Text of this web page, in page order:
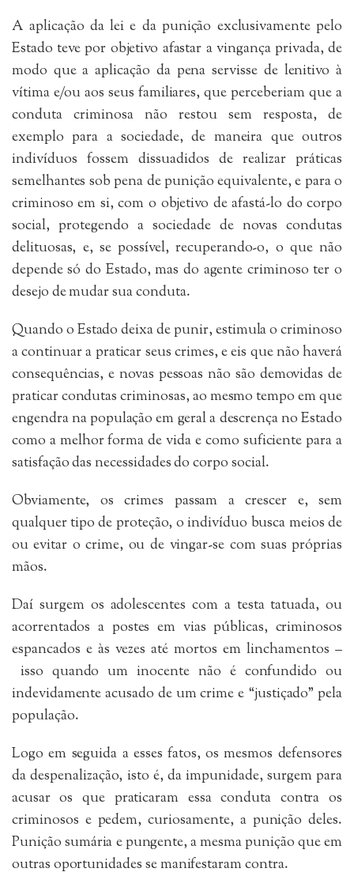
A aplicação da lei e da punição exclusivamente pelo
Estado teve por objetivo afastar a vingança privada, de
modo que a aplicação da pena servisse de lenitivo à
vítima e/ou aos seus familiares, que perceberiam que a
conduta criminosa não restou sem resposta, de
exemplo para a sociedade, de maneira que outros
indivíduos fossem dissuadidos de realizar práticas
semelhantes sob pena de punição equivalente, e para o
criminoso em si, com o objetivo de afastá-lo do corpo
social, protegendo a sociedade de novas condutas
delituosas, e, se possível, recuperando-o, o que não
depende só do Estado, mas do agente criminoso ter o
desejo de mudar sua conduta.
Quando o Estado deixa de punir, estimula o criminoso
a continuar a praticar seus crimes, e eis que não haverá
consequências, e novas pessoas não são demovidas de
praticar condutas criminosas, ao mesmo tempo em que
engendra na população em geral a descrença no Estado
como a melhor forma de vida e como suficiente para a
satisfação das necessidades do corpo social.
Obviamente, os crimes passam a crescer e, sem
qualquer tipo de proteção, o indivíduo busca meios de
ou evitar o crime, ou de vingar-se com suas próprias
mãos.
Daí surgem os adolescentes com a testa tatuada, ou
acorrentados a postes em vias públicas, criminosos
espancados e às vezes até mortos em linchamentos –
isso quando um inocente não é confundido ou
indevidamente acusado de um crime e “justiçado” pela
população.
Logo em seguida a esses fatos, os mesmos defensores
da despenalização, isto é, da impunidade, surgem para
acusar os que praticaram essa conduta contra os
criminosos e pedem, curiosamente, a punição deles.
Punição sumária e pungente, a mesma punição que em
outras oportunidades se manifestaram contra.